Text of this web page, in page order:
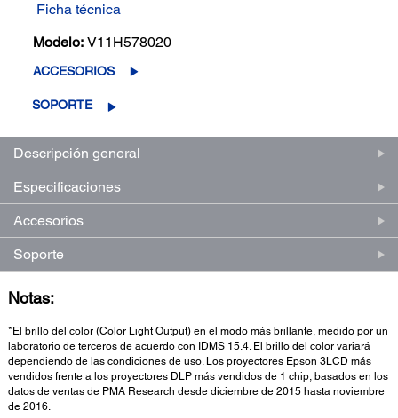
Ficha técnica
Modelo: V11H578020
ACCESORIOS
SOPORTE
Descripción general
Especificaciones
Accesorios
Soporte
Notas:
*El brillo del color (Color Light Output) en el modo más brillante, medido por un
laboratorio de terceros de acuerdo con IDMS 15.4. El brillo del color variará
dependiendo de las condiciones de uso. Los proyectores Epson 3LCD más
vendidos frente a los proyectores DLP más vendidos de 1 chip, basados en los
datos de ventas de PMA Research desde diciembre de 2015 hasta noviembre
de 2016.